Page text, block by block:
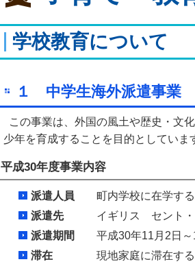
学校教育について
１ 中学生海外派遣事業
この事業は、外国の風土や歴史・文
少年を育成することを目的としていま
平成30年度事業内容
派遣人員 町内学校に在学する
派遣先イギリス セント・ア
派遣期間
平成30年11月2日～
滞在 現地家庭に滞在するホ